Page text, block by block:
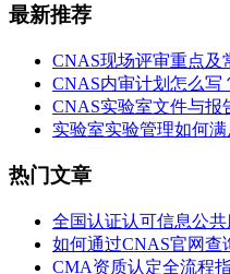
最新推荐
CNAS现场评审重点及
CNAS内审计划怎么写
CNAS实验室文件与报
实验室实验管理如何满
热门文章
全国认证认可信息公
如何通过CNAS官网查
CMA资质认定全流程指